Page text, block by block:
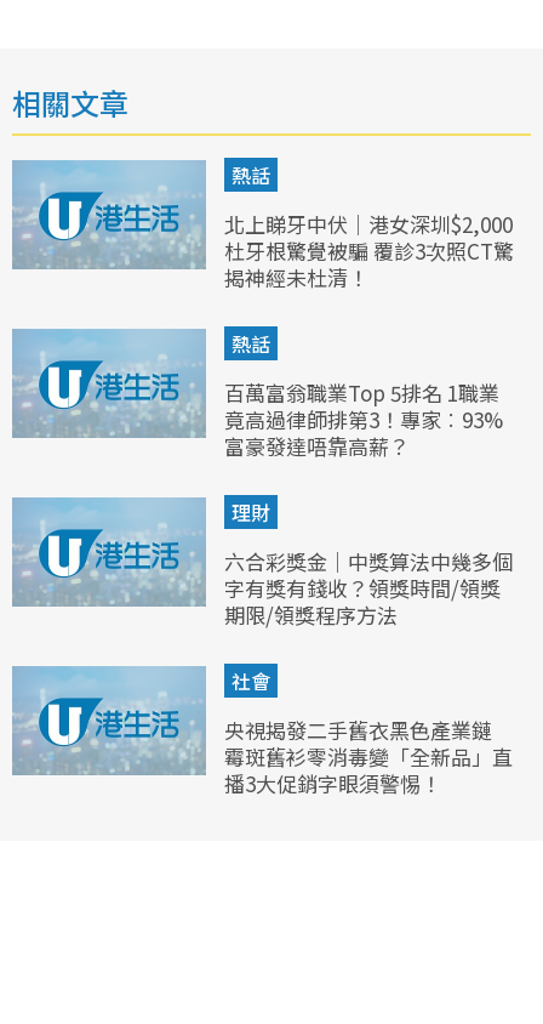
相關文章
熱話
北上睇牙中伏｜港女深圳$2,000
杜牙根驚覺被騙 覆診3次照CT驚
揭神經未杜清！
熱話
百萬富翁職業Top 5排名 1職業
竟高過律師排第3！專家︰93%
富豪發達唔靠高薪？
理財
六合彩獎金｜中獎算法中幾多個
字有獎有錢收？領獎時間/領獎
期限/領獎程序方法
社會
央視揭發二手舊衣黑色產業鏈
霉斑舊衫零消毒變「全新品」直
播3大促銷字眼須警惕！